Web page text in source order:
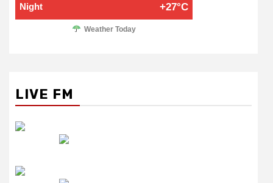
Night +27°C
Weather Today
LIVE FM